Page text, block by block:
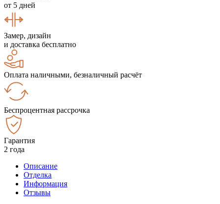
от 5 дней
Замер, дизайн
и доставка бесплатно
Оплата наличными, безналичный расчёт
Беспроцентная рассрочка
Гарантия
2 года
Описание
Отделка
Информация
Отзывы